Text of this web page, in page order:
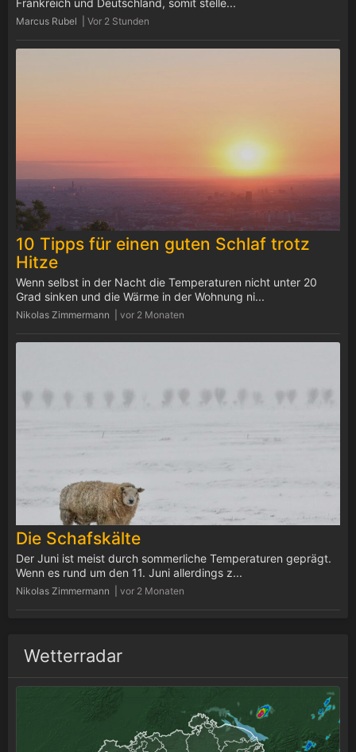
Marcus Rubel | Vor 2 Stunden
10 Tipps für einen guten Schlaf trotz
Hitze
Nikolas Zimmermann | vor 2 Monaten
Wenn selbst in der Nacht die Temperaturen nicht unter 20
Grad sinken und die Wärme in der Wohnung ni...
Die Schafskälte
Nikolas Zimmermann | vor 2 Monaten
Der Juni ist meist durch sommerliche Temperaturen geprägt.
Wenn es rund um den 11. Juni allerdings z...
Wetterradar